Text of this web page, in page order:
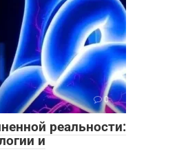
0
реальности:
и